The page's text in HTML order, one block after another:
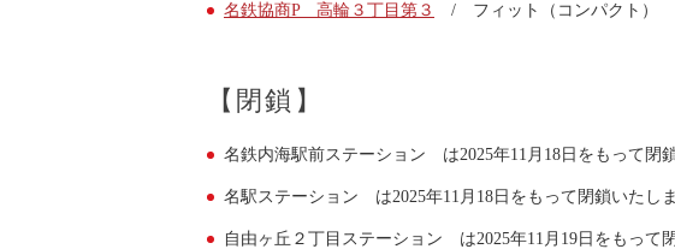
名鉄協商P 高輪３丁目第３ / フィット（コンパクト）
【閉鎖】
名鉄内海駅前ステーション は2025年11月18日をもって閉
名駅ステーション は2025年11月18日をもって閉鎖いたしま
自由ヶ丘２丁目ステーション は2025年11月19日をもって